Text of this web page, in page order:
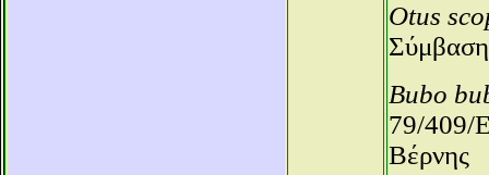
Otus
Bubo
79/409/
Βέρνης